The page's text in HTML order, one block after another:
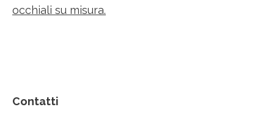
occhiali su misura.
Contatti